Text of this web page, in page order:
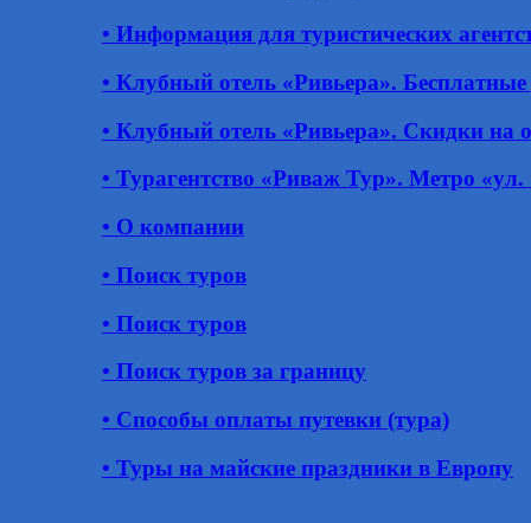
• Информация для туристических
• Клубный отель «Ривьера».
• Клубный отель «Ривьера». Скидки на
• Турагентство «Риваж Тур». Метро «ул.
• О компании
• Поиск туров
• Поиск туров
• Поиск туров за границу
• Способы оплаты путевки (тура)
• Туры на майские праздники в Европу